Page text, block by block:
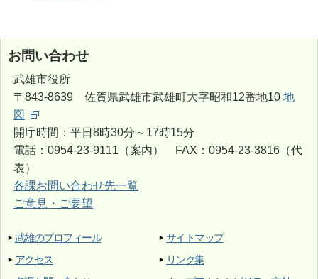
お問い合わせ
武雄市役所
〒843-8639 佐賀県武雄市武雄町大字昭和12番地10 地
図
開庁時間：平日8時30分～17時15分
電話：0954-23-9111（案内） FAX：0954-23-3816（代
表）
各課お問い合わせ先一覧
ご意見・ご要望
武雄のプロフィール
アクセス
サイトマップ
リンク集